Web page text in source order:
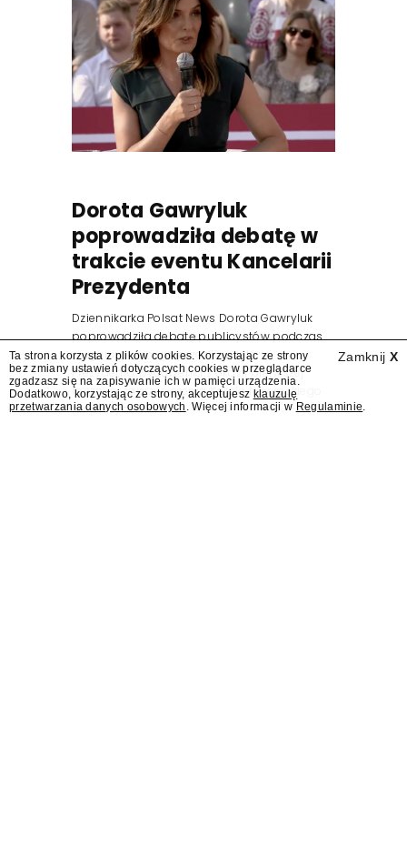
Dorota Gawryluk
poprowadziła debatę w
trakcie eventu Kancelarii
Prezydenta
Dziennikarka Polsat News Dorota Gawryluk
poprowadziła debatę publicystów podczas
zorganizowanego przez Kancelarię
Prezydenta wydarzenia z okazji pierwszej
rocznicy zaprzysiężenia Karola Nawrockiego
na prezydenta.
Zamknij X
Ta strona korzysta z plików cookies. Korzystając ze strony
bez zmiany ustawień dotyczących cookies w przeglądarce
zgadzasz się na zapisywanie ich w pamięci urządzenia.
Dodatkowo, korzystając ze strony, akceptujesz klauzulę
przetwarzania danych osobowych . Więcej informacji w Regulaminie.